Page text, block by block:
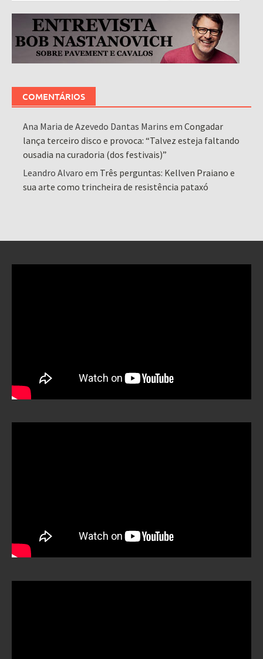
COMENTÁRIOS
Ana Maria de Azevedo Dantas Marins emCongadar
lança terceiro disco e provoca: “Talvez esteja faltando
ousadia na curadoria (dos festivais)”
Leandro Alvaro em Três perguntas: Kellven Praiano e
sua arte como trincheira de resistência pataxó